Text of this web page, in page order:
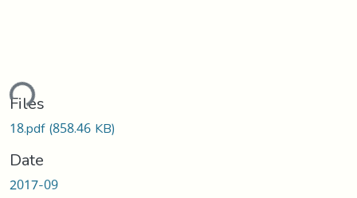
Files
18.pdf(858.46 KB)
Date
2017-09